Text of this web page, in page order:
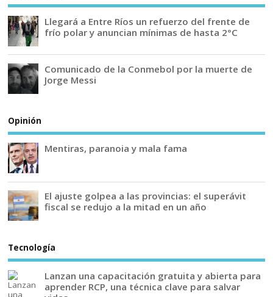
Llegará a Entre Ríos un refuerzo del frente de
frío polar y anuncian mínimas de hasta 2°C
Comunicado de la Conmebol por la muerte de
Jorge Messi
Opinión
Mentiras, paranoia y mala fama
El ajuste golpea a las provincias: el superávit
fiscal se redujo a la mitad en un año
Tecnología
Lanzan una capacitación gratuita y abierta para
aprender RCP, una técnica clave para salvar